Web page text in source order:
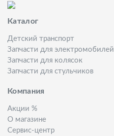
Каталог
Детский транспорт
Запчасти для электромобилей
Запчасти для колясок
Запчасти для стульчиков
Компания
Акции %
О магазине
Сервис-центр